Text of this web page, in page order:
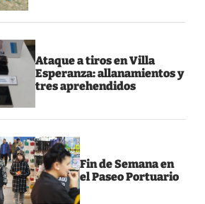
Ataque a tiros en Villa
Esperanza: allanamientos y
tres aprehendidos
Fin de Semana en
el Paseo Portuario